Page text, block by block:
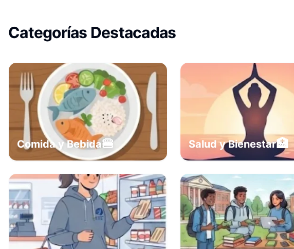
Categorías Destacadas
Comida y Bebida🍔 Salud y Bienestar🏥